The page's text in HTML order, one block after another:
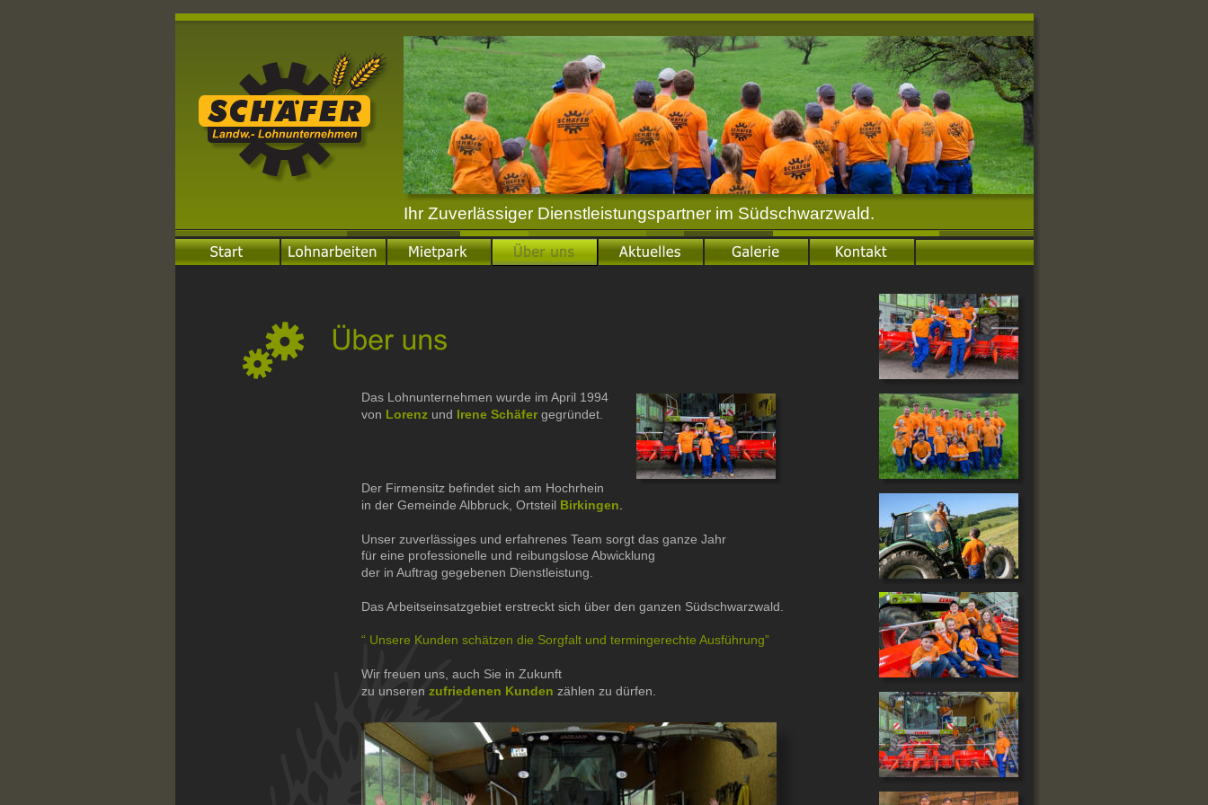
Ihr Zuverlässiger Dienstleistungspartner im Südschwarzwald.
Das Lohnunternehmen wurde im April 1994
von Lorenz und Irene Schäfer gegründet.
Der Firmensitz befindet sich am Hochrhein
in der Gemeinde Albbruck, Ortsteil Birkingen
Unser zuverlässiges und erfahrenes Team sorgt das ganze Jahr
für eine professionelle und reibungslose Abwicklung
der in Auftrag gegebenen Dienstleistung.
Das Arbeitseinsatzgebiet erstreckt sich über den ganzen Südschwarzwald.
“ Unsere Kunden schätzen die Sorgfalt und termingerechte Ausführung”
Wir freuen uns, auch Sie in Zukunft
zu unseren zufriedenen Kunden zählen zu dürfen.